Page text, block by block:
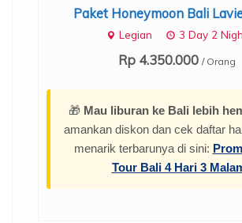
Paket Honeymoon Bali
Legian 3 Day 2
Rp 4.350.000 / Orang
🎁 Mau liburan ke Bali lebih
amankan diskon dan cek daftar
menarik terbarunya di sini:
Tour Bali 4 Hari 3